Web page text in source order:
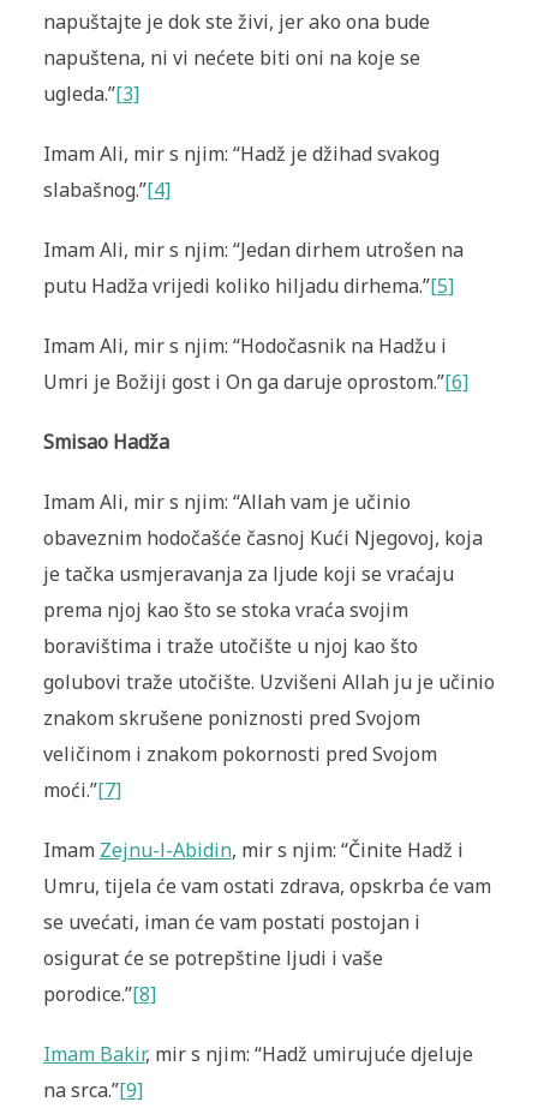
napuštajte je dok ste živi, jer ako ona bude
napuštena, ni vi nećete biti oni na koje se
ugleda.”[3]
Imam Ali, mir s njim: “Hadž je džihad svakog
slabašnog.”[4]
Imam Ali, mir s njim: “Jedan dirhem utrošen na
putu Hadža vrijedi koliko hiljadu dirhema.”[5]
Imam Ali, mir s njim: “Hodočasnik na Hadžu i
Umri je Božiji gost i On ga daruje oprostom.”[6]
Smisao Hadža
Imam Ali, mir s njim: “Allah vam je učinio
obaveznim hodočašće časnoj Kući Njegovoj, koja
je tačka usmjeravanja za ljude koji se vraćaju
prema njoj kao što se stoka vraća svojim
boravištima i traže utočište u njoj kao što
golubovi traže utočište. Uzvišeni Allah ju je učinio
znakom skrušene poniznosti pred Svojom
veličinom i znakom pokornosti pred Svojom
moći.”[7]
Imam Zejnu-l-Abidin, mir s njim: “Činite Hadž i
Umru, tijela će vam ostati zdrava, opskrba će vam
se uvećati, iman će vam postati postojan i
osigurat će se potrepštine ljudi i vaše
porodice.”[8]
Imam Bakir, mir s njim: “Hadž umirujuće djeluje
na srca.”[9]